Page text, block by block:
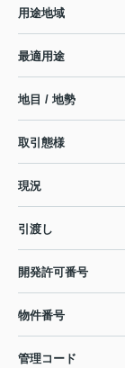
用途地域
最適用途
地目 / 地勢
取引態様
現況
引渡し
開発許可番号
物件番号
管理コード